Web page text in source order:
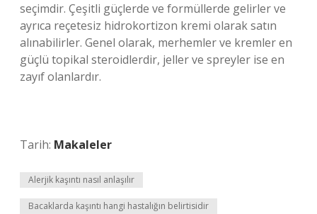
seçimdir. Çeşitli güçlerde ve formüllerde gelirler ve
ayrıca reçetesiz hidrokortizon kremi olarak satın
alınabilirler. Genel olarak, merhemler ve kremler en
güçlü topikal steroidlerdir, jeller ve spreyler ise en
zayıf olanlardır.
Tarih: Makaleler
Alerjik kaşıntı nasıl anlaşılır
Bacaklarda kaşıntı hangi hastalığın belirtisidir